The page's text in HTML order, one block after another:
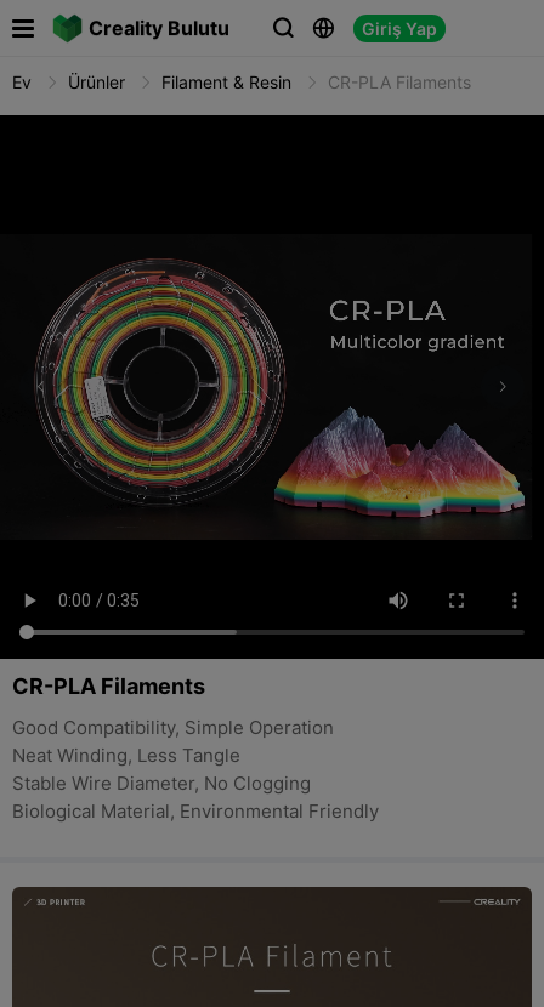
Creality Bulutu   Giriş Yap

Ev Ürünler Filament & Resin CR-PLA Filaments
CR-PLA Filaments
Good Compatibility, Simple Operation
Neat Winding, Less Tangle
Stable Wire Diameter, No Clogging
Biological Material, Environmental Friendly